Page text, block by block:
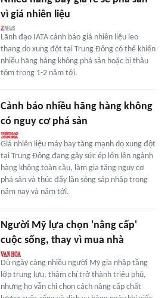
vì giá nhiên liệu
Lãnh đạo IATA cảnh báo giá nhiên liệu leo
thang do xung đột tại Trung Đông có thể khiến
nhiều hãng hàng không phá sản hoặc bị thâu
tóm trong 1-2 năm tới.
Cảnh báo nhiều hãng hàng không
có nguy cơ phá sản
Giá nhiên liệu máy bay tăng mạnh do xung đột
tại Trung Đông đang gây sức ép lớn lên ngành
hàng không toàn cầu, làm gia tăng nguy cơ
phá sản và thúc đẩy làn sóng sáp nhập trong
năm nay và năm tới.
Người Mỹ lựa chọn 'nâng cấp'
cuộc sống, thay vì mua nhà
Dù ngày càng nhiều người Mỹ gia nhập tầng
lớp trung lưu, thậm chí trở thành triệu phú,
nhưng họ vẫn chỉ chọn cách nâng cấp chất